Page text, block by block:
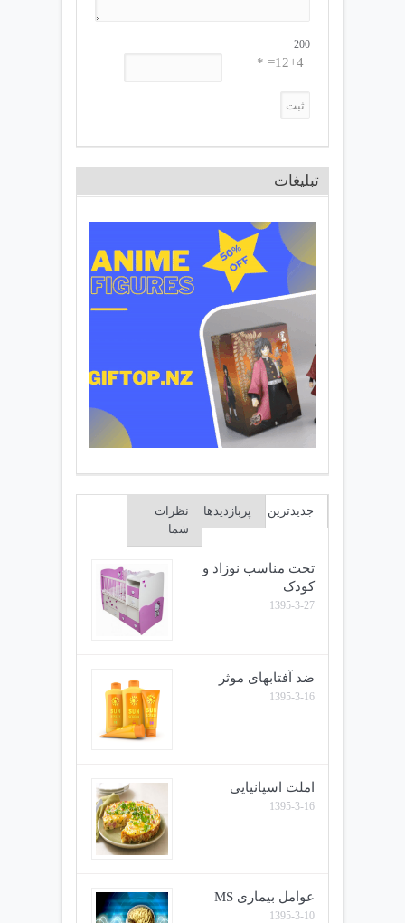
200
12+4= *
تبلیغات
جدیدترین پربازدیدها
نظرات
شما
تخت مناسب نوزاد و
کودک
1395-3-27
ضد آفتابهای موثر
1395-3-16
املت اسپانیایی
1395-3-16
عوامل بیماری MS
1395-3-10